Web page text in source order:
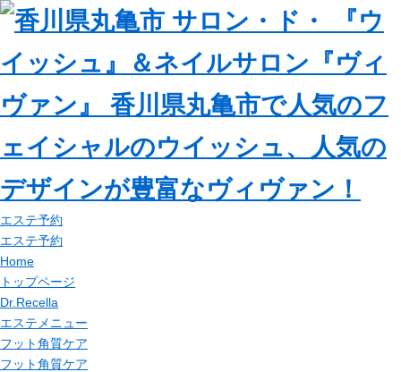
エステ予約
エステ予約
Home
トップページ
Dr.Recella
エステメニュー
フット角質ケア
フット角質ケア